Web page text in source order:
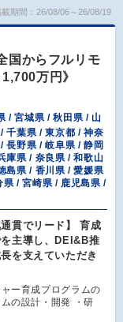
載期間：26/08/06～26/08/19
国からフルリモ
万円》
/ 宮城県 / 秋田県 / 山
千葉県 / 東京都 / 神奈
長野県 / 岐阜県 / 静岡
庫県 / 奈良県 / 和歌山
島県 / 香川県 / 愛媛県
/ 宮崎県 / 鹿児島県 /
貫でリード】 育成
主導し、DEI&B推
を支えていただき
ー育成プログラムの
の設計・開発 ・研